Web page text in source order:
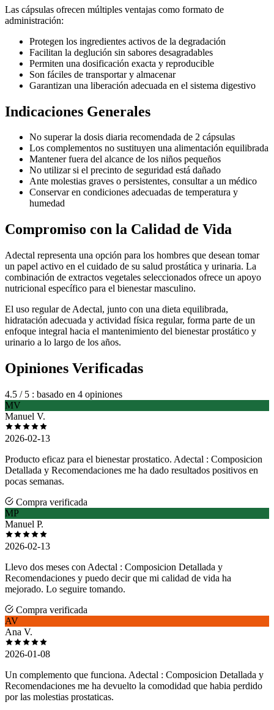
Las cápsulas ofrecen múltiples ventajas como formato de
administración:
Protegen los ingredientes activos de la degradación
Facilitan la deglución sin sabores desagradables
Permiten una dosificación exacta y reproducible
Son fáciles de transportar y almacenar
Garantizan una liberación adecuada en el sistema digestivo
Indicaciones Generales
No superar la dosis diaria recomendada de 2 cápsulas
Los complementos no sustituyen una alimentación equilibrada
Mantener fuera del alcance de los niños pequeños
No utilizar si el precinto de seguridad está dañado
Ante molestias graves o persistentes, consultar a un médico
Conservar en condiciones adecuadas de temperatura y
humedad
Compromiso con la Calidad de Vida
Adectal representa una opción para los hombres que desean tomar
un papel activo en el cuidado de su salud prostática y urinaria. La
combinación de extractos vegetales seleccionados ofrece un apoyo
nutricional específico para el bienestar masculino.
El uso regular de Adectal, junto con una dieta equilibrada,
hidratación adecuada y actividad física regular, forma parte de un
enfoque integral hacia el mantenimiento del bienestar prostático y
urinario a lo largo de los años.
Opiniones Verificadas
4.5 / 5 : basado en 4 opiniones
MV
Manuel V.
2026-02-13
Producto eficaz para el bienestar prostatico. Adectal : Composicion
Detallada y Recomendaciones me ha dado resultados positivos en
pocas semanas.
Compra verificada
MP
Manuel P.
2026-02-13
Llevo dos meses con Adectal : Composicion Detallada y
Recomendaciones y puedo decir que mi calidad de vida ha
mejorado. Lo seguire tomando.
Compra verificada
AV
Ana V.
2026-01-08
Un complemento que funciona. Adectal : Composicion Detallada y
Recomendaciones me ha devuelto la comodidad que habia perdido
por las molestias prostaticas.